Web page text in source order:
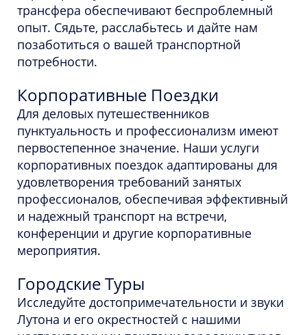
трансфера обеспечивают беспроблемный
опыт. Сядьте, расслабьтесь и дайте нам
позаботиться о вашей транспортной
потребности.
Корпоративные Поездки
Для деловых путешественников
пунктуальность и профессионализм имеют
первостепенное значение. Наши услуги
корпоративных поездок адаптированы для
удовлетворения требований занятых
профессионалов, обеспечивая эффективный
и надежный транспорт на встречи,
конференции и другие корпоративные
мероприятия.
Городские Туры
Исследуйте достопримечательности и звуки
Лутона и его окрестностей с нашими